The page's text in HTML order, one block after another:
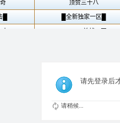
请先登录后
请稍候...